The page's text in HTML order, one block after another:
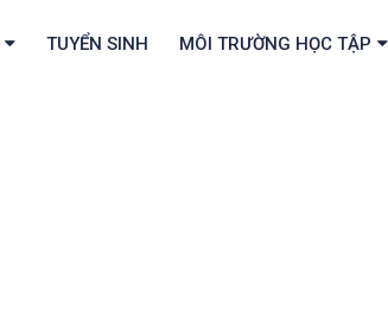
TUYỂN SINH MÔI TRƯỜNG HỌC TẬP